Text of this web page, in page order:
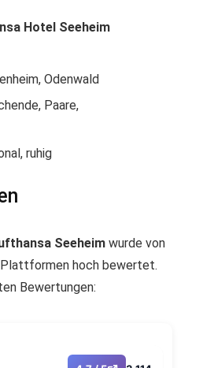
Hotel Seeheim
Odenwald
Paare,
ruhig
Seeheim wurde von
hoch bewertet.
Bewertungen: